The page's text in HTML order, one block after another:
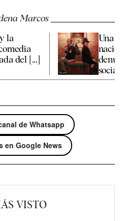
Marcos
la
del [...]
Una
social
de Whatsapp
en Google News
VISTO